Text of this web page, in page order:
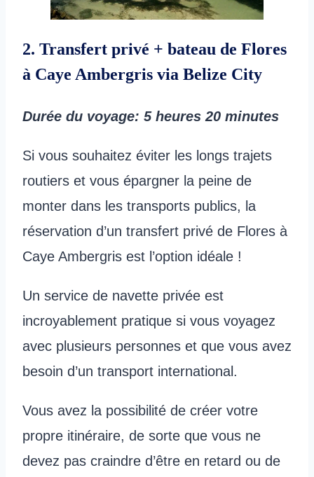
2. Transfert privé + bateau de Flores
à Caye Ambergris via Belize City
Durée du voyage: 5 heures 20 minutes
Si vous souhaitez éviter les longs trajets
routiers et vous épargner la peine de
monter dans les transports publics, la
réservation d’un transfert privé de Flores à
Caye Ambergris est l’option idéale !
Un service de navette privée est
incroyablement pratique si vous voyagez
avec plusieurs personnes et que vous avez
besoin d’un transport international.
Vous avez la possibilité de créer votre
propre itinéraire, de sorte que vous ne
devez pas craindre d’être en retard ou de